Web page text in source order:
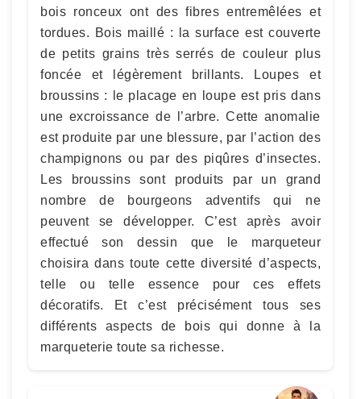
bois ronceux ont des fibres entremêlées et
tordues. Bois maillé : la surface est couverte
de petits grains très serrés de couleur plus
foncée et légèrement brillants. Loupes et
broussins : le placage en loupe est pris dans
une excroissance de l’arbre. Cette anomalie
est produite par une blessure, par l’action des
champignons ou par des piqûres d’insectes.
Les broussins sont produits par un grand
nombre de bourgeons adventifs qui ne
peuvent se développer. C’est après avoir
effectué son dessin que le marqueteur
choisira dans toute cette diversité d’aspects,
telle ou telle essence pour ces effets
décoratifs. Et c’est précisément tous ses
différents aspects de bois qui donne à la
marqueterie toute sa richesse.